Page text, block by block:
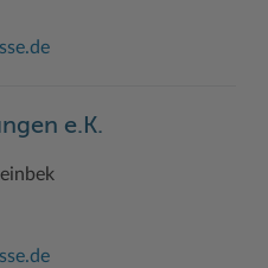
e.K.